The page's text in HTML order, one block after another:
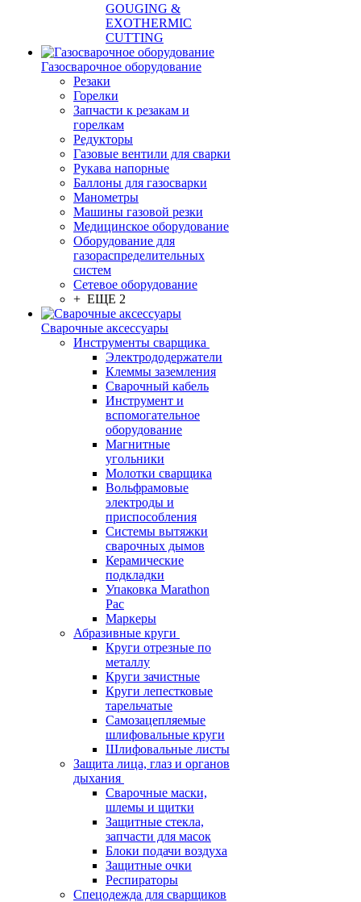
GOUGING &
EXOTHERMIC
CUTTING
Газосварочное оборудование
Резаки
Горелки
Запчасти к резакам и
горелкам
Редукторы
Газовые вентили для сварки
Рукава напорные
Баллоны для газосварки
Манометры
Машины газовой резки
Медицинское оборудование
Оборудование для
газораспределительных
систем
Сетевое оборудование
+ ЕЩЕ 2
Сварочные аксессуары
Инструменты сварщика
Электрододержатели
Клеммы заземления
Сварочный кабель
Инструмент и
вспомогательное
оборудование
Магнитные
угольники
Молотки сварщика
Вольфрамовые
электроды и
приспособления
Системы вытяжки
сварочных дымов
Керамические
подкладки
Упаковка Marathon
Pac
Маркеры
Абразивные круги
Круги отрезные по
металлу
Круги зачистные
Круги лепестковые
тарельчатые
Самозацепляемые
шлифовальные круги
Шлифовальные листы
Защита лица, глаз и органов
дыхания
Сварочные маски,
шлемы и щитки
Защитные стекла,
запчасти для масок
Блоки подачи воздуха
Защитные очки
Респираторы
Спецодежда для сварщиков